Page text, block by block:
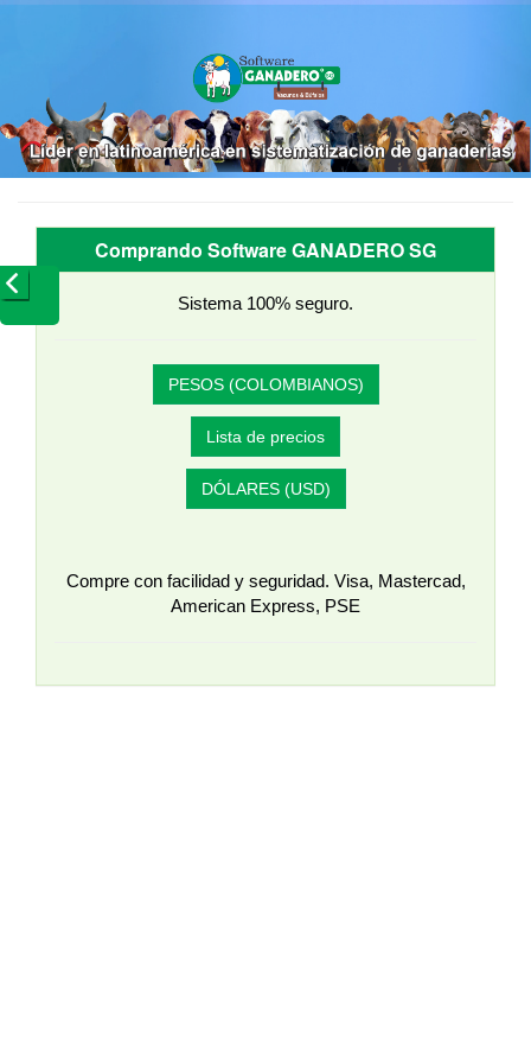
Comprando Software GANADERO SG
Sistema 100% seguro.
PESOS (COLOMBIANOS)
Lista de precios
DÓLARES (USD)
Compre con facilidad y seguridad. Visa, Mastercad,
American Express, PSE